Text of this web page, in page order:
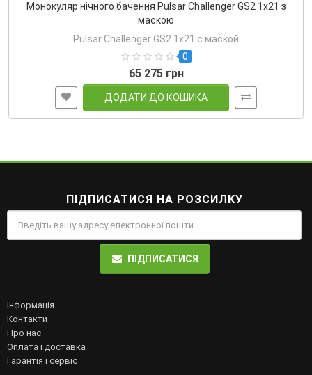
Монокуляр нічного бачення Pulsar Challenger GS2 1x21 з
маскою
Pulsar Challenger GS2 1x21 с маской
0
65 275 грн
ДОДАТИ ДО КОШИКА
ПІДПИСАТИСЯ НА РОЗСИЛКУ
ПІДПИСАТИСЯ
Інформація
Контакти
Про нас
Оплата і доставка
Гарантія і сервіс